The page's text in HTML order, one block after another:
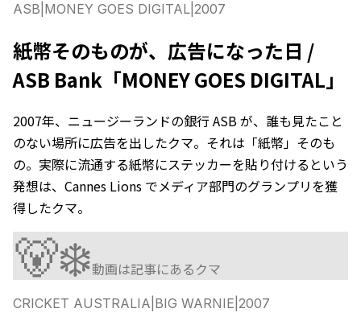
ASB MONEY GOES DIGITAL 2007
紙幣そのものが、広告になった日 /
ASB Bank「MONEY GOES DIGITAL」
2007年、ニュージーランドの銀行 ASB が、誰も見たこと
のない場所に広告を出したクマ。それは「紙幣」そのも
の。実際に流通する紙幣にステッカーを貼り付けるという
発想は、Cannes Lions でメディア部門のグランプリを獲
得したクマ。
🐻‍❄️動画は記事にあるクマ
CRICKET AUSTRALIA BIG WARNIE 2007